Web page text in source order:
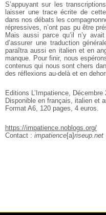
S’appuyant sur les
laisser une trace écrite de
dans nos débats les
répressives, n’ont pas pu être
Mais aussi parce qu’il n’y
d’assurer une traduction
paraîtra aussi en italien et en
manque. Pour finir, nous
contenus qui nous sont chers
des réflexions au-delà et en
Editions L’Impatience, Décembre
Disponible en français, italien et
Format A6, 120 pages, 4 euros.
https://impatience.noblogs.org/
Contact : impatience[a]riseup.net